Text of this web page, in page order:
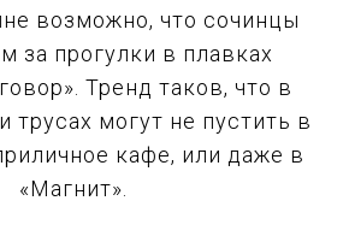
возможно, что сочинцы
за прогулки в плавках
Тренд таков, что в
трусах могут не пустить в
кафе, или даже в
«Магнит».